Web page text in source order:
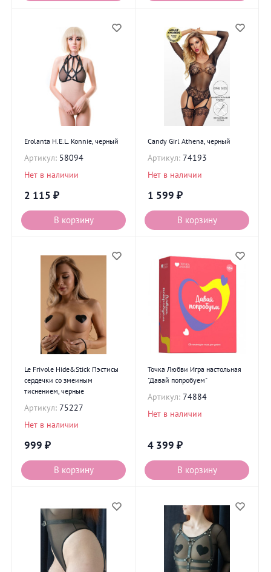
Erolanta H.E.L. Konnie, черный
Артикул: 58094
Нет в наличии
2 115 ₽
В корзину
Candy Girl Athena, черный
Артикул: 74193
Нет в наличии
1 599 ₽
В корзину
Le Frivole Hide&Stick Пэстисы
сердечки со змеиным
тиснением, черные
Артикул: 75227
Нет в наличии
999 ₽
В корзину
Точка Любви Игра настольная
"Давай попробуем"
Артикул: 74884
Нет в наличии
4 399 ₽
В корзину